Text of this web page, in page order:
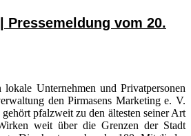
Pressemeldung vom 20.
Unternehmen und Privatpersonen
den Pirmasens Marketing e. V.
pfalzweit zu den ältesten seiner Art
weit über die Grenzen der Stadt